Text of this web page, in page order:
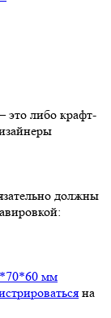
это либо крафт-
должны
на